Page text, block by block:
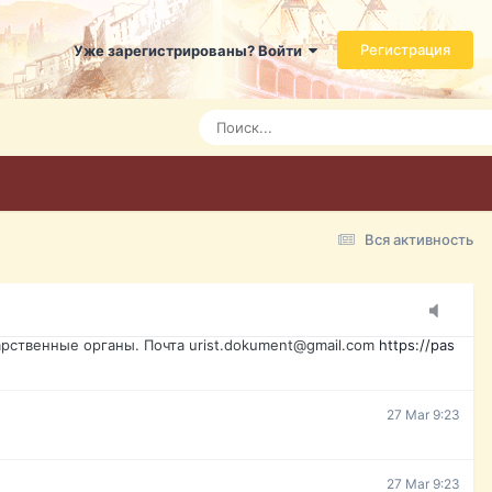
Уже зарегистрированы? Войти Регистрация
Вся активность
даже ребенок. Быстрое оформление договора с
7 Mar 3:21
7 Mar 3:24
7 Mar 3:28
15 Mar 16:47
органы. Почта urist.dokument@gmail.com https://pas
27 Mar 9:23
27 Mar 9:23